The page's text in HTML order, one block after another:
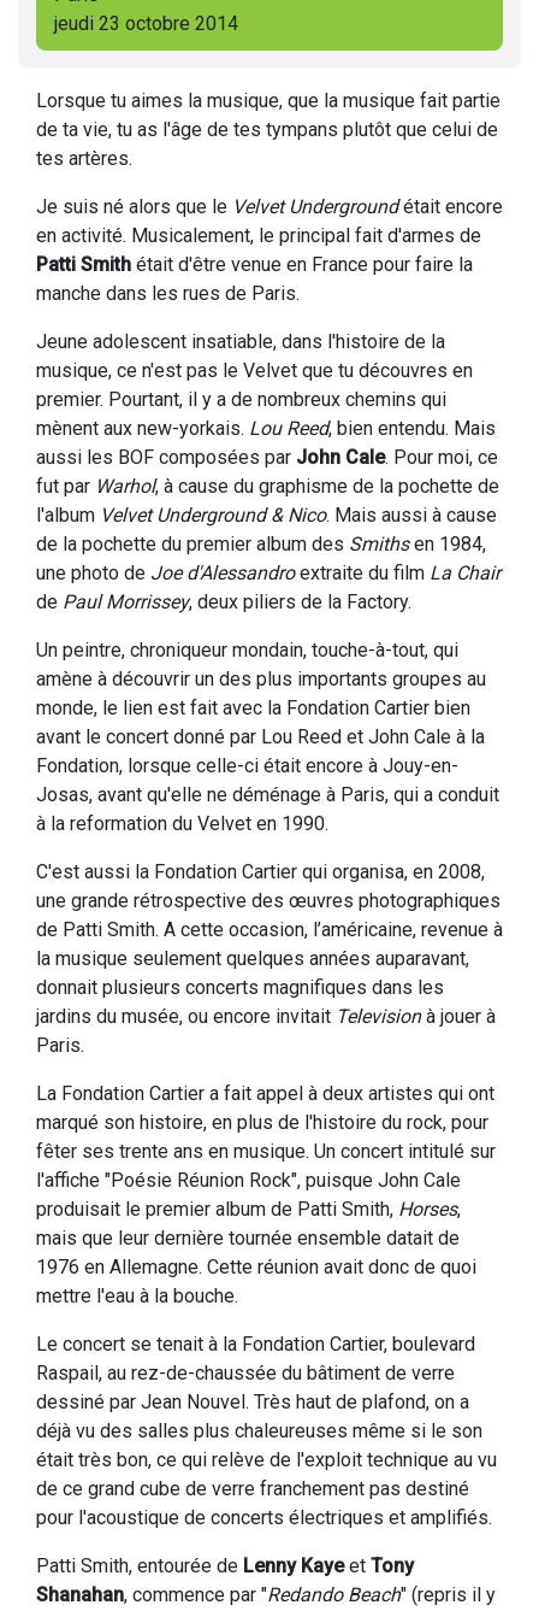
jeudi 23 octobre 2014
Lorsque tu aimes la musique, que la musique fait partie
de ta vie, tu as l'âge de tes tympans plutôt que celui de
tes artères.
Je suis né alors que le Velvet Undergroundétait encore
en activité. Musicalement, le principal fait d'armes de
Patti Smith était d'être venue en France pour faire la
manche dans les rues de Paris.
Jeune adolescent insatiable, dans l'histoire de la
musique, ce n'est pas le Velvet que tu découvres en
premier. Pourtant, il y a de nombreux chemins qui
mènent aux new-yorkais. Lou Reed, bien entendu. Mais
aussi les BOF composées par John Cale. Pour moi, ce
fut par Warhol, à cause du graphisme de la pochette de
l'album Velvet Underground & Nico. Mais aussi à cause
de la pochette du premier album des Smithsen 1984,
une photo de Joe d'Alessandroextraite du film La Chair
de Paul Morrissey, deux piliers de la Factory.
Un peintre, chroniqueur mondain, touche-à-tout, qui
amène à découvrir un des plus importants groupes au
monde, le lien est fait avec la Fondation Cartier bien
avant le concert donné par Lou Reed et John Cale à la
Fondation, lorsque celle-ci était encore à Jouy-en-
Josas, avant qu'elle ne déménage à Paris, qui a conduit
à la reformation du Velvet en 1990.
C'est aussi la Fondation Cartier qui organisa, en 2008,
une grande rétrospective des œuvres photographiques
de Patti Smith. A cette occasion, l’américaine, revenue à
la musique seulement quelques années auparavant,
donnait plusieurs concerts magnifiques dans les
jardins du musée, ou encore invitait Televisionà jouer à
Paris.
La Fondation Cartier a fait appel à deux artistes qui ont
marqué son histoire, en plus de l'histoire du rock, pour
fêter ses trente ans en musique. Un concert intitulé sur
l'affiche "Poésie Réunion Rock", puisque John Cale
produisait le premier album de Patti Smith, Horses,
mais que leur dernière tournée ensemble datait de
1976 en Allemagne. Cette réunion avait donc de quoi
mettre l'eau à la bouche.
Le concert se tenait à la Fondation Cartier, boulevard
Raspail, au rez-de-chaussée du bâtiment de verre
dessiné par Jean Nouvel. Très haut de plafond, on a
déjà vu des salles plus chaleureuses même si le son
était très bon, ce qui relève de l'exploit technique au vu
de ce grand cube de verre franchement pas destiné
pour l'acoustique de concerts électriques et amplifiés.
Patti Smith, entourée de Lenny Kayeet Tony
Shanahan, commence par "Redando Beach" (repris il y